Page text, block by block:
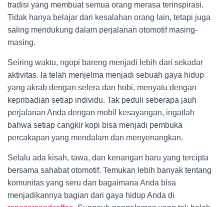
tradisi yang membuat semua orang merasa terinspirasi.
Tidak hanya belajar dari kesalahan orang lain, tetapi juga
saling mendukung dalam perjalanan otomotif masing-
masing.
Seiring waktu, ngopi bareng menjadi lebih dari sekadar
aktivitas. Ia telah menjelma menjadi sebuah gaya hidup
yang akrab dengan selera dan hobi, menyatu dengan
kepribadian setiap individu. Tak peduli seberapa jauh
perjalanan Anda dengan mobil kesayangan, ingatlah
bahwa setiap cangkir kopi bisa menjadi pembuka
percakapan yang mendalam dan menyenangkan.
Selalu ada kisah, tawa, dan kenangan baru yang tercipta
bersama sahabat otomotif. Temukan lebih banyak tentang
komunitas yang seru dan bagaimana Anda bisa
menjadikannya bagian dari gaya hidup Anda di